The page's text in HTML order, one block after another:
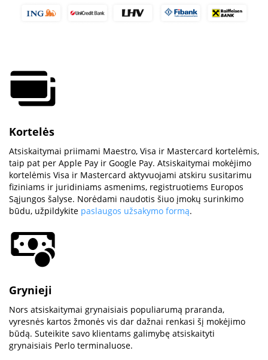
Kortelės
Atsiskaitymai priimami Maestro, Visa ir Mastercard kortelėmis,
taip pat per Apple Pay ir Google Pay. Atsiskaitymai mokėjimo
kortelėmis Visa ir Mastercard aktyvuojami atskiru susitarimu
fiziniams ir juridiniams asmenims, registruotiems Europos
Sąjungos šalyse. Norėdami naudotis šiuo įmokų surinkimo
būdu, užpildykite paslaugos užsakymo formą.
Grynieji
Nors atsiskaitymai grynaisiais populiarumą praranda,
vyresnės kartos žmonės vis dar dažnai renkasi šį mokėjimo
būdą. Suteikite savo klientams galimybę atsiskaityti
grynaisiais Perlo terminaluose.